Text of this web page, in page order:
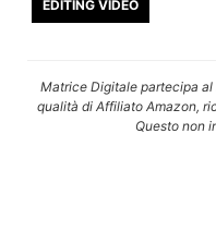
EDITING VIDEO
Matrice Digitale partecipa al
qualità di Affiliato Amazon,
Questo non